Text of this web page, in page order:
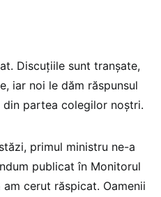
Discuțiile sunt tranșate,
iar noi le dăm răspunsul
partea colegilor noștri.
primul ministru ne-a
publicat în Monitorul
cerut răspicat. Oamenii